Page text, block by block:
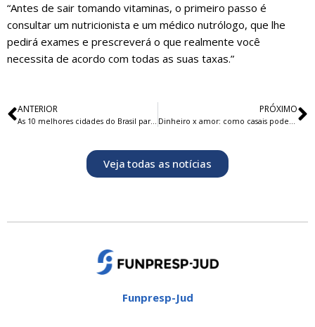
“Antes de sair tomando vitaminas, o primeiro passo é
consultar um nutricionista e um médico nutrólogo, que lhe
pedirá exames e prescreverá o que realmente você
necessita de acordo com todas as suas taxas.”
ANTERIOR
As 10 melhores cidades do Brasil para morar quando se aposentar
PRÓXIMO
Dinheiro x amor: como casais podem organizar as finanças com ‘DRs financeiras’ sem afetar a relação?
Veja todas as notícias
Funpresp-Jud